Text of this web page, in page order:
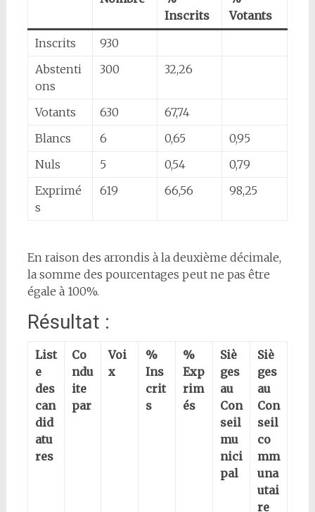
Inscrits
Votants
Inscrits
930
Abstenti
ons
300 32,26
Votants 630
67,74
Blancs
6 0,65
0,95
Nuls
5 0,54
0,79
Exprimé
s
619 66,56 98,25
En raison des arrondis à la deuxième décimale,
la somme des pourcentages peut ne pas être
égale à 100%.
Résultat :
List
e
des
can
did
atu
res
Co
ndu
ite
par
Voi
x
%
Ins
crit
s
%
Exp
rim
és
Siè
ges
au
Con
seil
mu
nici
pal
Siè
ges
au
Con
seil
co
mm
una
utai
re